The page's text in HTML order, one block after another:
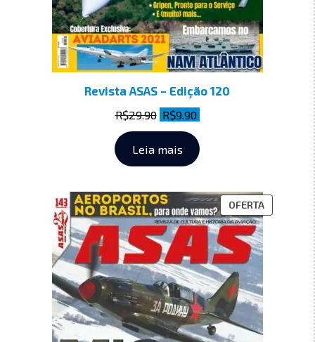
Revista ASAS – Edição 120
R$29.90 R$9.90
Leia mais
OFERTA